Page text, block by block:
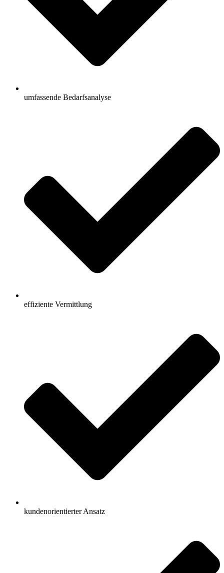
umfassende Bedarfsanalyse
effiziente Vermittlung
kundenorientierter Ansatz